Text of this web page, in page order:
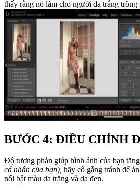
BƯỚC 4: ĐIỀU CHỈNH
Độ tương phản giúp hình ảnh của bạn
cá nhân của bạn), hãy cố gắng tránh để
nổi bật màu da trắng và da đen.